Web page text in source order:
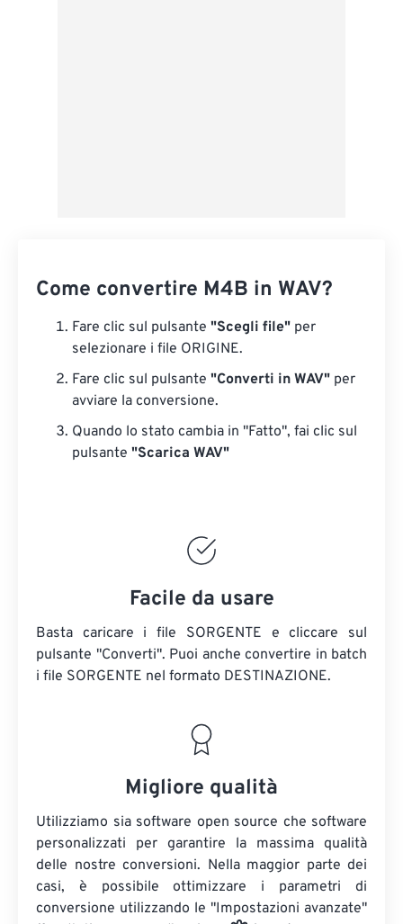
Come convertire M4B in WAV?
Fare clic sul pulsante "Scegli file" per
selezionare i file ORIGINE.
Fare clic sul pulsante "Converti in WAV" per
avviare la conversione.
Quando lo stato cambia in "Fatto", fai clic sul
pulsante "Scarica WAV"
Facile da usare
Basta caricare i file SORGENTE e cliccare sul
pulsante "Converti". Puoi anche convertire in batch
i file SORGENTE nel formato DESTINAZIONE.
Migliore qualità
Utilizziamo sia software open source che software
personalizzati per garantire la massima qualità
delle nostre conversioni. Nella maggior parte dei
casi, è possibile ottimizzare i parametri di
conversione utilizzando le "Impostazioni avanzate"